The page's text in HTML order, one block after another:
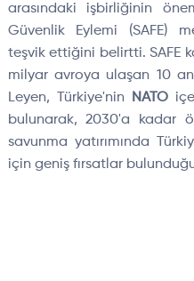
arasındaki işbirliğinin
Güvenlik Eylemi (SAFE)
teşvik ettiğini belirtti. SAFE
milyar avroya ulaşan 10
Leyen, Türkiye'nin
NATO
bulunarak, 2030'a kadar
savunma yatırımında
için geniş fırsatlar